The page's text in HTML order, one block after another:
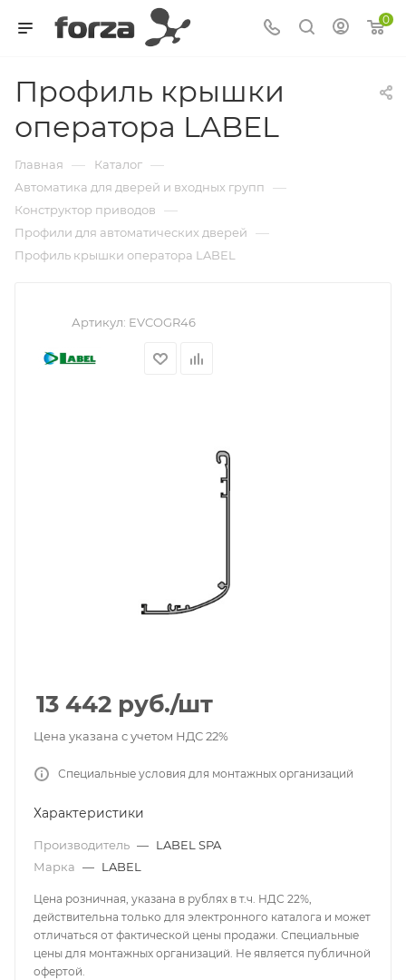
0
Профиль крышки
оператора LABEL
Главная — Каталог —
Автоматика для дверей и входных групп —
Конструктор приводов —
Профили для автоматических дверей —
Профиль крышки оператора LABEL
Артикул: EVCOGR46
13 442 руб./шт
Цена указана с учетом НДС 22%
Специальные условия для монтажных организаций
Характеристики
Производитель — LABEL SPA
Марка — LABEL
Цена розничная, указана в рублях в т.ч. НДС 22%,
действительна только для электронного каталога и может
отличаться от фактической цены продажи. Специальные
цены для монтажных организаций. Не является публичной
офертой.